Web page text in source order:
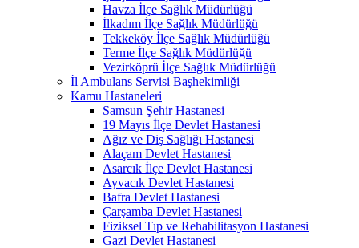
Havza İlçe Sağlık Müdürlüğü
İlkadım İlçe Sağlık Müdürlüğü
Tekkeköy İlçe Sağlık Müdürlüğü
Terme İlçe Sağlık Müdürlüğü
Vezirköprü İlçe Sağlık Müdürlüğü
İl Ambulans Servisi Başhekimliği
Kamu Hastaneleri
Samsun Şehir Hastanesi
19 Mayıs İlçe Devlet Hastanesi
Ağız ve Diş Sağlığı Hastanesi
Alaçam Devlet Hastanesi
Asarcık İlçe Devlet Hastanesi
Ayvacık Devlet Hastanesi
Bafra Devlet Hastanesi
Çarşamba Devlet Hastanesi
Fiziksel Tıp ve Rehabilitasyon Hastanesi
Gazi Devlet Hastanesi